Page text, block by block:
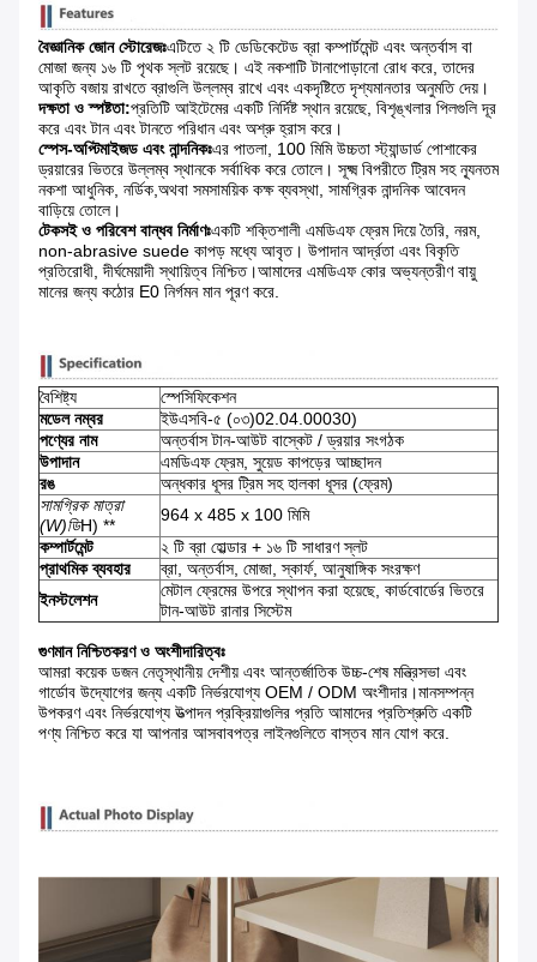
বৈজ্ঞানিক জোন স্টোরেজঃএটিতে ২ টি ডেডিকেটেড ব্রা কম্পার্টমেন্ট এবং অন্তর্বাস বা
মোজা জন্য ১৬ টি পৃথক স্লট রয়েছে। এই নকশাটি টানাপোড়ানো রোধ করে, তাদের
আকৃতি বজায় রাখতে ব্রাগুলি উল্লম্ব রাখে এবং একদৃষ্টিতে দৃশ্যমানতার অনুমতি দেয়।
দক্ষতা ও স্পষ্টতা:প্রতিটি আইটেমের একটি নির্দিষ্ট স্থান রয়েছে, বিশৃঙ্খলার পিলগুলি দূর
করে এবং টান এবং টানতে পরিধান এবং অশ্রু হ্রাস করে।
স্পেস-অপ্টিমাইজড এবং নান্দনিকঃএর পাতলা, 100 মিমি উচ্চতা স্ট্যান্ডার্ড পোশাকের
ড্রয়ারের ভিতরে উল্লম্ব স্থানকে সর্বাধিক করে তোলে। সূক্ষ্ম বিপরীতে ট্রিম সহ ন্যূনতম
নকশা আধুনিক, নর্ডিক,অথবা সমসাময়িক কক্ষ ব্যবস্থা, সামগ্রিক নান্দনিক আবেদন
বাড়িয়ে তোলে।
টেকসই ও পরিবেশ বান্ধব নির্মাণঃএকটি শক্তিশালী এমডিএফ ফ্রেম দিয়ে তৈরি, নরম,
non-abrasive suede কাপড় মধ্যে আবৃত। উপাদান আর্দ্রতা এবং বিকৃতি
প্রতিরোধী, দীর্ঘমেয়াদী স্থায়িত্ব নিশ্চিত।আমাদের এমডিএফ কোর অভ্যন্তরীণ বায়ু
মানের জন্য কঠোর E0 নির্গমন মান পূরণ করে.
বৈশিষ্ট্য
স্পেসিফিকেশন
মডেল নম্বর
ইউএসবি-৫ (০৩)02.04.00030)
পণ্যের নাম
অন্তর্বাস টান-আউট বাস্কেট / ড্রয়ার সংগঠক
উপাদান
এমডিএফ ফ্রেম, সুয়েড কাপড়ের আচ্ছাদন
রঙ
অন্ধকার ধূসর ট্রিম সহ হালকা ধূসর (ফ্রেম)
সামগ্রিক মাত্রা
(W)ডিH) **
964 x 485 x 100 মিমি
কম্পার্টমেন্ট
২ টি ব্রা হোল্ডার + ১৬ টি সাধারণ স্লট
প্রাথমিক ব্যবহার
ব্রা, অন্তর্বাস, মোজা, স্কার্ফ, আনুষাঙ্গিক সংরক্ষণ
ইনস্টলেশন
মেটাল ফ্রেমের উপরে স্থাপন করা হয়েছে, কার্ডবোর্ডের ভিতরে
টান-আউট রানার সিস্টেম
গুণমান নিশ্চিতকরণ ও অংশীদারিত্বঃ
আমরা কয়েক ডজন নেতৃস্থানীয় দেশীয় এবং আন্তর্জাতিক উচ্চ-শেষ মন্ত্রিসভা এবং
গার্ডোব উদ্যোগের জন্য একটি নির্ভরযোগ্য OEM / ODM অংশীদার।মানসম্পন্ন
উপকরণ এবং নির্ভরযোগ্য উত্পাদন প্রক্রিয়াগুলির প্রতি আমাদের প্রতিশ্রুতি একটি
পণ্য নিশ্চিত করে যা আপনার আসবাবপত্র লাইনগুলিতে বাস্তব মান যোগ করে.